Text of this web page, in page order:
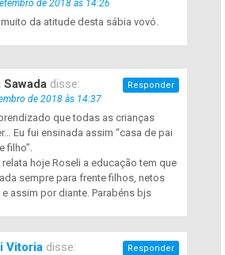
de 2018 às 14:26
da atitude desta sábia vovó.
disse:
de 2018 às 14:37
que todas as crianças
Eu fui ensinada assim “casa de pai
filho”.
hoje Roseli a educação tem que
sempre para frente filhos, netos
assim por diante. Parabéns bjs
Responder
Vitoria disse: Responder